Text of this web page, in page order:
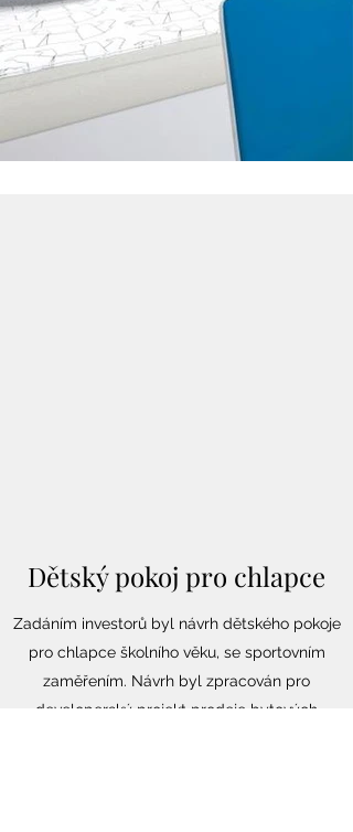
Dětský pokoj pro chlapce
Zadáním investorů byl návrh dětského pokoje
pro chlapce školního věku, se sportovním
zaměřením. Návrh byl zpracován pro
developerský projekt prodeje bytových